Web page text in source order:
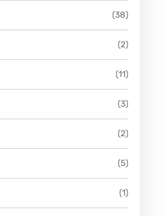
(38)
(2)
(11)
(3)
(2)
(5)
(1)